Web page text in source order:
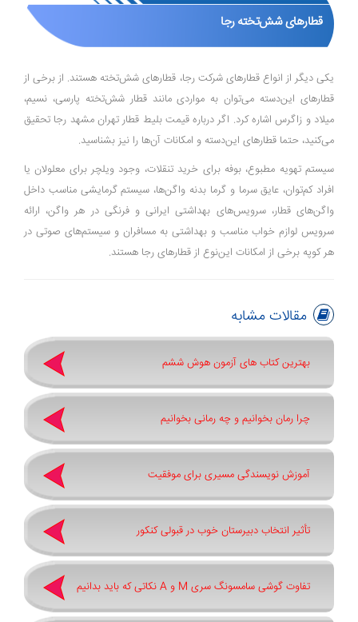
قطار‌های شش‌تخته رجا
یکی دیگر از انواع قطار‌های شرکت رجا، قطار‌های شش‌تخته هستند. از برخی از
قطار‌های این‌دسته می‌توان به مواردی مانند قطار شش‌تخته پارسی، نسیم،
میلاد و زاگرس اشاره کرد. اگر درباره قیمت بلیط قطار تهران مشهد رجا تحقیق
می‌کنید، حتما قطار‌های این‌دسته و امکانات آن‌‎ها را نیز بشناسید.
سیستم تهویه مطبوع، بوفه برای خرید تنقلات، وجود ویلچر برای معلولان یا
افراد کم‌توان، عایق سرما و گرما بدنه واگن‌ها، سیستم گرمایشی مناسب داخل
واگن‌های قطار، سرویس‌های بهداشتی ایرانی و فرنگی در هر واگن، ارائه
سرویس لوازم خواب مناسب و بهداشتی به مسافران و سیستم‌های صوتی در
هر کوپه برخی از امکانات این‌نوع از قطار‌های رجا هستند.
مقالات مشابه
بهترین کتاب های آزمون هوش ششم
چرا رمان بخوانیم و چه رمانی بخوانیم
آموزش نویسندگی مسیری برای موفقیت
تأثیر انتخاب دبیرستان خوب در قبولی کنکور
تفاوت گوشی سامسونگ سری ‏M‏ و ‏A نکاتی که باید بدانیم